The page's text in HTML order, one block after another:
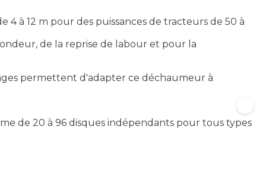
à 12 m pour des puissances de tracteurs de 50 à
de la reprise de labour et pour la
permettent d'adapter ce déchaumeur à
de 20 à 96 disques indépendants pour tous types